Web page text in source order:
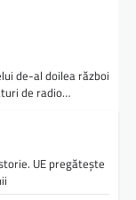
de-al doilea război
de radio…
UE pregătește